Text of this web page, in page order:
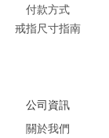
付款方式
戒指尺寸指南
公司資訊
關於我們